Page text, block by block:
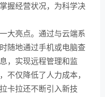
握经营状况，为科学决
大亮点。通过与云端系
随地通过手机或电脑查
，实现远程管理和监
不仅降低了人力成本，
卡拉还不断引入新技